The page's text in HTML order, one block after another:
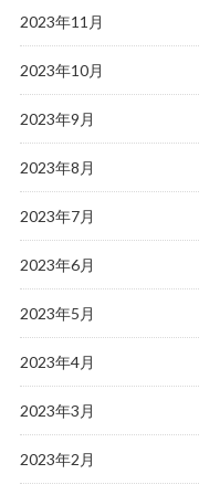
2023年11月
2023年10月
2023年9月
2023年8月
2023年7月
2023年6月
2023年5月
2023年4月
2023年3月
2023年2月